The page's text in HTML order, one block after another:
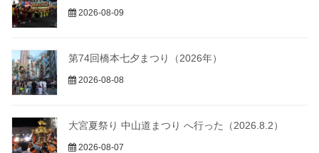
2026-08-09
第74回橋本七夕まつり（2026年）
2026-08-08
大宮夏祭り 中山道まつり へ行った（2026.8.2）
2026-08-07